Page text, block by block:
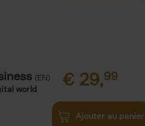
(EN)
world € 29,99
Ajouter au panier